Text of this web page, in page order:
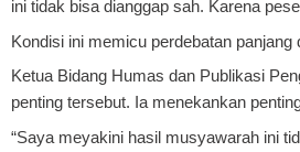
ini tidak bisa dianggap sah. Karena
Kondisi ini memicu perdebatan
Ketua Bidang Humas dan Publikasi
penting tersebut. Ia menekankan
“Saya meyakini hasil musyawarah ini